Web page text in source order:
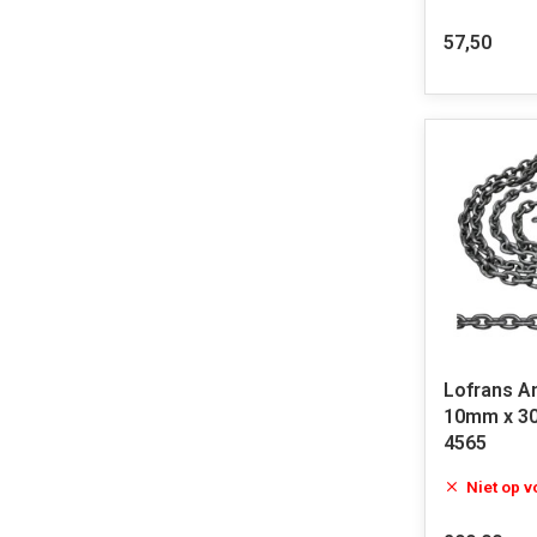
57,50
Lofrans
10mm x
4565
Niet op